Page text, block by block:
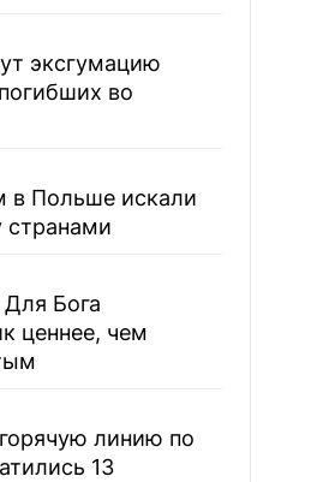
эксгумацию
во
в Польше искали
Бога
ценнее, чем
линию по
13